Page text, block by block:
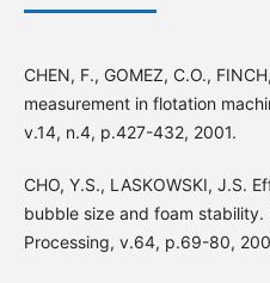
CHEN, F., GOMEZ, C.O.,
measurement in flotation
v.14, n.4, p.427-432, 2001.
CHO, Y.S., LASKOWSKI, J.S.
bubble size and foam
Processing, v.64, p.69-80,